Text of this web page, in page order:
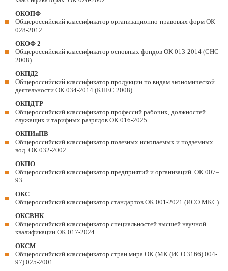
ОКОПФ
Общероссийский классификатор организационно-правовых форм ОК
028-2012
ОКОФ 2
Общероссийский классификатор основных фондов ОК 013-2014 (СНС
2008)
ОКПД2
Общероссийский классификатор продукции по видам экономической
деятельности ОК 034-2014 (КПЕС 2008)
ОКПДТР
Общероссийский классификатор профессий рабочих, должностей
служащих и тарифных разрядов ОК 016-2025
ОКПИиПВ
Общероссийский классификатор полезных ископаемых и подземных
вод. ОК 032-2002
ОКПО
Общероссийский классификатор предприятий и организаций. ОК 007–
93
ОКС
Общероссийский классификатор стандартов ОК 001-2021 (ИСО МКС)
ОКСВНК
Общероссийский классификатор специальностей высшей научной
квалификации ОК 017-2024
ОКСМ
Общероссийский классификатор стран мира ОК (МК (ИСО 3166) 004-
97) 025-2001